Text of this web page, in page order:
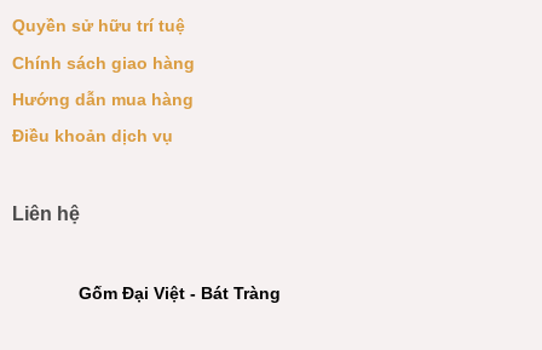
Quyền sử hữu trí tuệ
Chính sách giao hàng
Hướng dẫn mua hàng
Điều khoản dịch vụ
Liên hệ
Gốm Đại Việt - Bát Tràng